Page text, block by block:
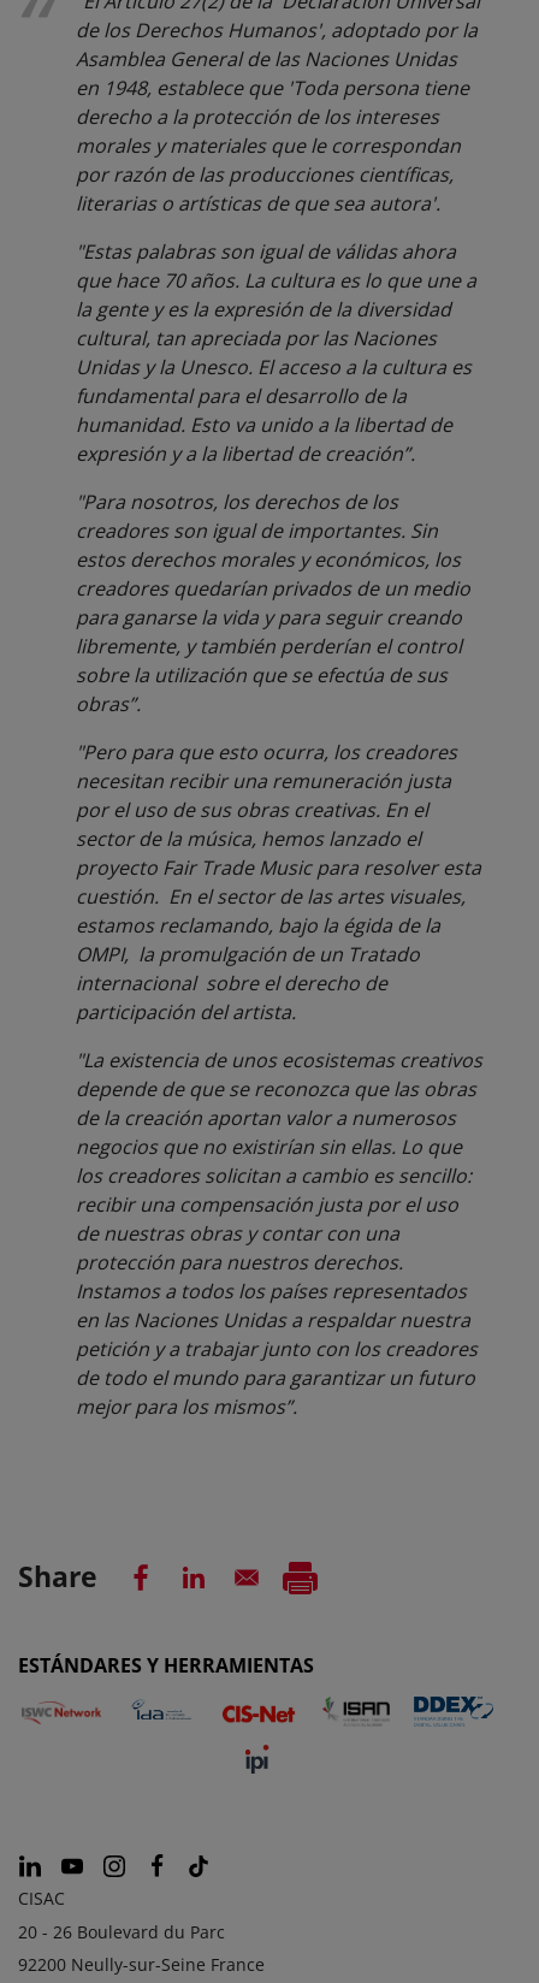
de los Derechos Humanos', adoptado por la
Asamblea General de las Naciones Unidas
en 1948, establece que 'Toda persona tiene
derecho a la protección de los intereses
morales y materiales que le correspondan
por razón de las producciones científicas,
literarias o artísticas de que sea autora'.
"Estas palabras son igual de válidas ahora
que hace 70 años. La cultura es lo que une a
la gente y es la expresión de la diversidad
cultural, tan apreciada por las Naciones
Unidas y la Unesco. El acceso a la cultura es
fundamental para el desarrollo de la
humanidad. Esto va unido a la libertad de
expresión y a la libertad de creación”.
"Para nosotros, los derechos de los
creadores son igual de importantes. Sin
estos derechos morales y económicos, los
creadores quedarían privados de un medio
para ganarse la vida y para seguir creando
libremente, y también perderían el control
sobre la utilización que se efectúa de sus
obras”.
"Pero para que esto ocurra, los creadores
necesitan recibir una remuneración justa
por el uso de sus obras creativas. En el
sector de la música, hemos lanzado el
proyecto Fair Trade Music para resolver esta
cuestión. En el sector de las artes visuales,
estamos reclamando, bajo la égida de la
OMPI, la promulgación de un Tratado
internacional sobre el derecho de
participación del artista.
"La existencia de unos ecosistemas creativos
depende de que se reconozca que las obras
de la creación aportan valor a numerosos
negocios que no existirían sin ellas. Lo que
los creadores solicitan a cambio es sencillo:
recibir una compensación justa por el uso
de nuestras obras y contar con una
protección para nuestros derechos.
Instamos a todos los países representados
en las Naciones Unidas a respaldar nuestra
petición y a trabajar junto con los creadores
de todo el mundo para garantizar un futuro
mejor para los mismos”.
Share
ESTÁNDARES Y HERRAMIENTAS
CISAC
20 - 26 Boulevard du Parc
92200 Neully-sur-Seine France